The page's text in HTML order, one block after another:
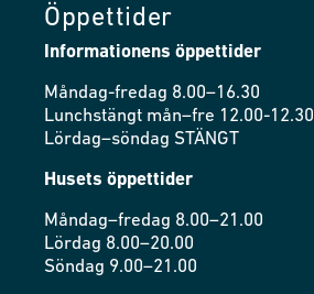
Öppettider
Informationens öppettider
Måndag-fredag 8.00–16.30
Lunchstängt mån–fre 12.00-12.30
Lördag–söndag STÄNGT
Husets öppettider
Måndag–fredag 8.00–21.00
Lördag 8.00–20.00
Söndag 9.00–21.00